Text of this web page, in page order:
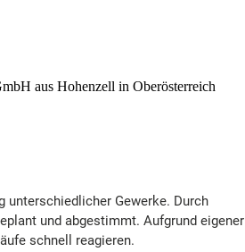
aus Hohenzell in Oberösterreich
unterschiedlicher Gewerke. Durch
und abgestimmt. Aufgrund eigener
schnell reagieren.